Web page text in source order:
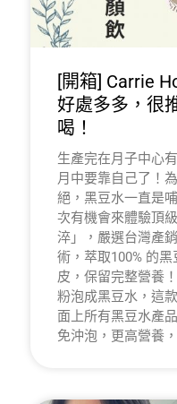
[開箱] Carrie
好處多多，很
喝！
生產完在月子中心
月中要靠自己了！
絕，黑豆水一直是
次有機會來體驗頂
淬」，嚴選台灣產
術，萃取100% 的
皮，保留完整營養
粉泡成黑豆水，這
面上所有黑豆水產
免沖泡，更高營養，